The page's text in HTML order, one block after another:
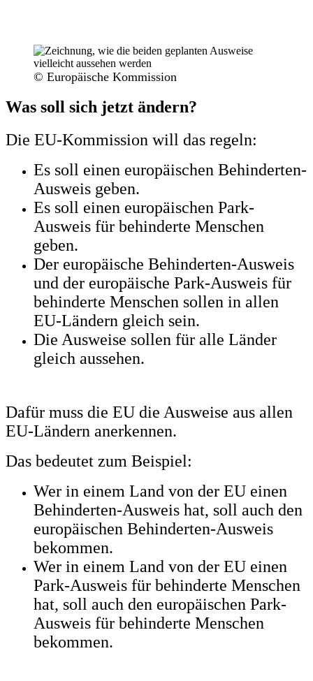
© Europäische Kommission
Was soll sich jetzt ändern?
Die EU-Kommission will das regeln:
Es soll einen europäischen Behinderten-
Ausweis geben.
Es soll einen europäischen Park-
Ausweis für behinderte Menschen
geben.
Der europäische Behinderten-Ausweis
und der europäische Park-Ausweis für
behinderte Menschen sollen in allen
EU-Ländern gleich sein.
Die Ausweise sollen für alle Länder
gleich aussehen.
Dafür muss die EU die Ausweise aus allen
EU-Ländern anerkennen.
Das bedeutet zum Beispiel:
Wer in einem Land von der EU einen
Behinderten-Ausweis hat, soll auch den
europäischen Behinderten-Ausweis
bekommen.
Wer in einem Land von der EU einen
Park-Ausweis für behinderte Menschen
hat, soll auch den europäischen Park-
Ausweis für behinderte Menschen
bekommen.